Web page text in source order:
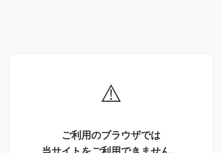
⚠️
ご利用のブラウザでは